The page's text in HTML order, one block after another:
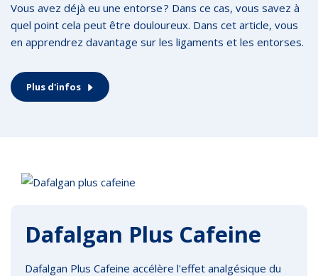
Vous avez déjà eu une entorse ? Dans ce cas, vous savez à
quel point cela peut être douloureux. Dans cet article, vous
en apprendrez davantage sur les ligaments et les entorses.
Plus d'infos
Dafalgan Plus Cafeine
Dafalgan Plus Cafeine accélère l'effet analgésique du